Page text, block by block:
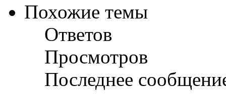
Похожие темы
Ответов
Просмотров
Последнее